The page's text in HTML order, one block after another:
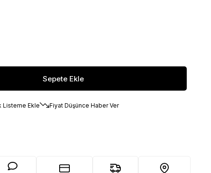
Listeme Ekle
Fiyat Düşünce Haber Ver